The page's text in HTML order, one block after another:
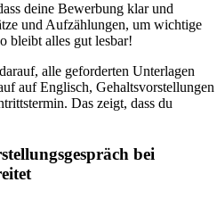
deine Bewerbung klar und
und Aufzählungen, um wichtige
bleibt alles gut lesbar!
alle geforderten Unterlagen
auf Englisch, Gehaltsvorstellungen
Das zeigt, dass du
bei